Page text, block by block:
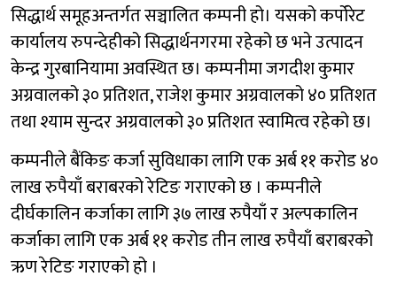
सिद्धार्थ समूहअन्तर्गत सञ्चालित कम्पनी हो। यसको कर्पोरेट
कार्यालय रुपन्देहीको सिद्धार्थनगरमा रहेको छ भने उत्पादन
केन्द्र गुरबानियामा अवस्थित छ। कम्पनीमा जगदीश कुमार
अग्रवालको ३० प्रतिशत, राजेश कुमार अग्रवालको ४० प्रतिशत
तथा श्याम सुन्दर अग्रवालको ३० प्रतिशत स्वामित्व रहेको छ।
कम्पनीले बैंकिङ कर्जा सुविधाका लागि एक अर्ब ११ करोड ४०
लाख रुपैयाँ बराबरको रेटिङ गराएको छ । कम्पनीले
दीर्घकालिन कर्जाका लागि ३७ लाख रुपैयाँ र अल्पकालिन
कर्जाका लागि एक अर्ब ११ करोड तीन लाख रुपैयाँ बराबरको
ऋण रेटिङ गराएको हो ।